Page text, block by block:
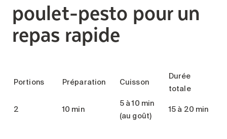
poulet-pesto pour un
repas rapide
Portions Préparation Cuisson
Durée
totale
2 10 min
5 à 10 min
(au goût)
15 à 20 min